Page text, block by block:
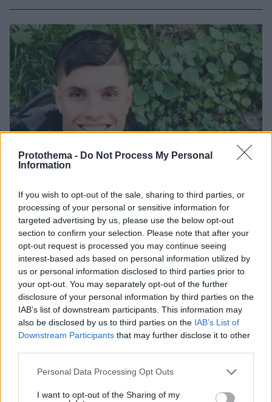
Protothema - Do Not Process My Personal
Information
If you wish to opt-out of the sale, sharing to third parties, or
processing of your personal or sensitive information for
targeted advertising by us, please use the below opt-out
section to confirm your selection. Please note that after your
opt-out request is processed you may continue seeing
interest-based ads based on personal information utilized by
us or personal information disclosed to third parties prior to
your opt-out. You may separately opt-out of the further
disclosure of your personal information by third parties on the
IAB’s list of downstream participants. This information may
also be disclosed by us to third parties on the IAB’s List of
Downstream Participants that may further disclose it to other
Please note that this website/app uses one or more Google
not limited to your visit or usage behaviour. You may click to
Personal Data Processing Opt Outs
I want to opt-out of the Sharing of my
Από τη Μόρια στον γάμο, τη ΜΚΟ και την
κατηγορία για φόνο: Η σκοτεινή διαδρομή του
26χρονου Αφγανού που σκότωσε τη Βρετανίδα
στην Κυψέλη
08.08.2026, 12:18